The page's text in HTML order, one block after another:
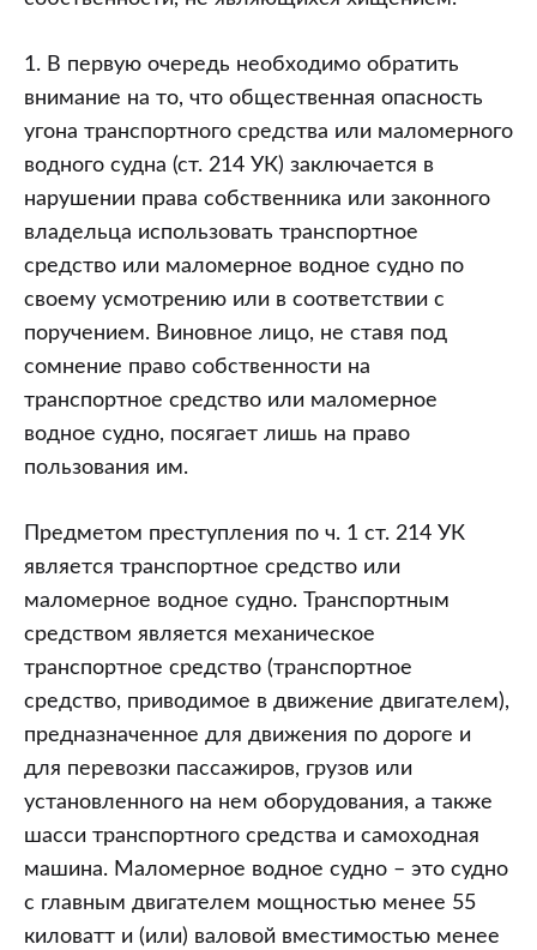
1. В первую очередь необходимо обратить
внимание на то, что общественная опасность
угона транспортного средства или маломерного
водного судна (ст. 214 УК) заключается в
нарушении права собственника или законного
владельца использовать транспортное
средство или маломерное водное судно по
своему усмотрению или в соответствии с
поручением. Виновное лицо, не ставя под
сомнение право собственности на
транспортное средство или маломерное
водное судно, посягает лишь на право
пользования им.
Предметом преступления по ч. 1 ст. 214 УК
является транспортное средство или
маломерное водное судно. Транспортным
средством является механическое
транспортное средство (транспортное
средство, приводимое в движение двигателем),
предназначенное для движения по дороге и
для перевозки пассажиров, грузов или
установленного на нем оборудования, а также
шасси транспортного средства и самоходная
машина. Маломерное водное судно – это судно
с главным двигателем мощностью менее 55
киловатт и (или) валовой вместимостью менее